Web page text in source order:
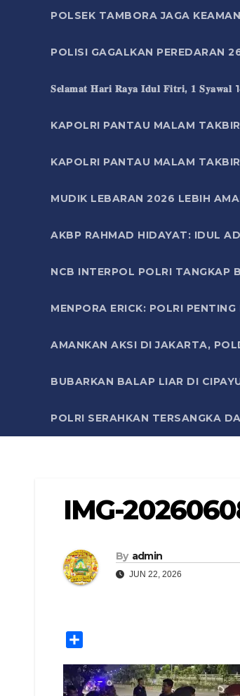
POLSEK TAMBORA JAGA
POLISI GAGALKAN PEREDARAN
𝐒𝐞𝐥𝐚𝐦𝐚𝐭 𝐇𝐚𝐫𝐢 𝐑𝐚𝐲𝐚 𝐈𝐝𝐮𝐥 𝐅𝐢𝐭𝐫𝐢, 𝟏
KAPOLRI PANTAU MALAM
KAPOLRI PANTAU MALAM
MUDIK LEBARAN 2026 LEBIH
AKBP RAHMAD HIDAYAT: IDUL
NCB INTERPOL POLRI TANGKAP
MENPORA ERICK: POLRI
AMANKAN AKSI DI JAKARTA,
BUBARKAN BALAP LIAR DI
POLRI SERAHKAN TERSANGKA
IMG-
By admin
JUN 22, 2026
a
r